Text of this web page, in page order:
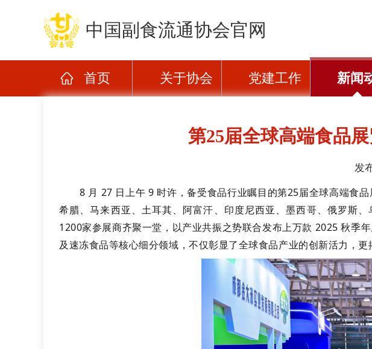
中国副食流通协会官网
首页 关于协会 党建工作 新闻
第25届全球高端食品
发
8 月 27 日上午 9 时许，备受食品行业瞩目的第25届全球高端食
希腊、马来西亚、土耳其、阿富汗、印度尼西亚、墨西哥、俄罗斯
1200家参展商齐聚一堂，以产业共振之势联合发布上万款 2025 秋季
及速冻食品等核心细分领域，不仅彰显了全球食品产业的创新活力，